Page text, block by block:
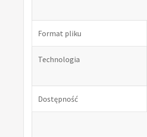
Format pliku
Technologia
Dostępność